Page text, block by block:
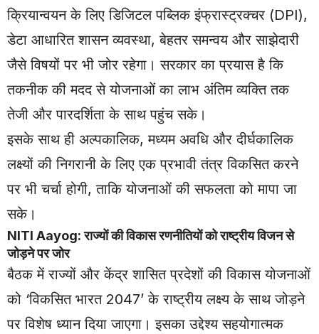
क्रियान्वयन के लिए डिजिटल पब्लिक इंफ्रास्ट्रक्चर (DPI),
डेटा आधारित शासन व्यवस्था, बेहतर समन्वय और साझेदारी
जैसे विषयों पर भी जोर रहेगा। सरकार का प्रयास है कि
तकनीक की मदद से योजनाओं का लाभ अंतिम व्यक्ति तक
तेजी और पारदर्शिता के साथ पहुंच सके।
इसके साथ ही अल्पकालिक, मध्यम अवधि और दीर्घकालिक
लक्ष्यों की निगरानी के लिए एक प्रभावी तंत्र विकसित करने
पर भी चर्चा होगी, ताकि योजनाओं की सफलता को मापा जा
सके।
NITI Aayog: राज्यों की विकास रणनीतियों को राष्ट्रीय विजन से
जोड़ने पर जोर
बैठक में राज्यों और केंद्र शासित प्रदेशों की विकास योजनाओं
को ‘विकसित भारत 2047’ के राष्ट्रीय लक्ष्य के साथ जोड़ने
पर विशेष ध्यान दिया जाएगा। इसका उद्देश्य सहयोगात्मक